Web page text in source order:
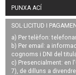
PUNXA ACÍ
SOL·LICITUD I
a) Per telèfon:
b) Per email: a
cognoms i DNI del
c) Presencialment: en
7), de dilluns a